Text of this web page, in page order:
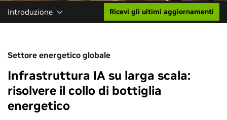
Introduzione Ricevi gli ultimi aggiornamenti
Settore energetico globale
Infrastruttura IA su larga scala:
risolvere il collo di bottiglia
energetico